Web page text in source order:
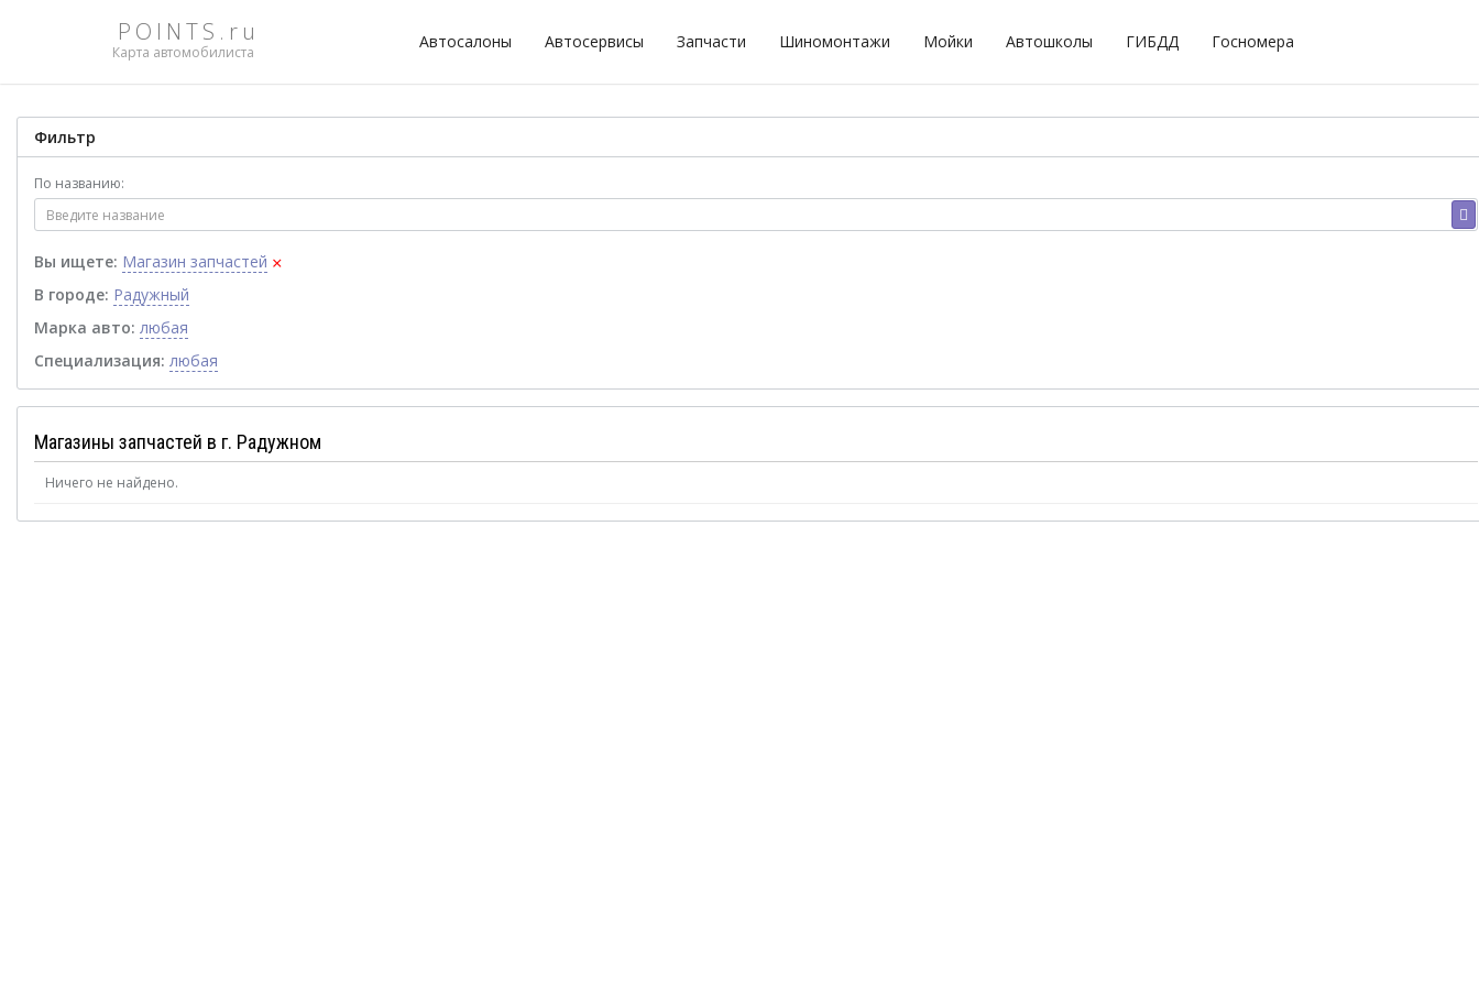
POINTS.ru
Карта автомобилиста
Автосалоны Автосервисы Запчасти Шиномонтажи Мойки Автошколы ГИБДД Госномера
Фильтр
По названию:
Вы ищете: Магазин запчастей ×
В городе: Радужный
Марка авто: любая
Специализация: любая
Магазины запчастей в г. Радужном
Ничего не найдено.